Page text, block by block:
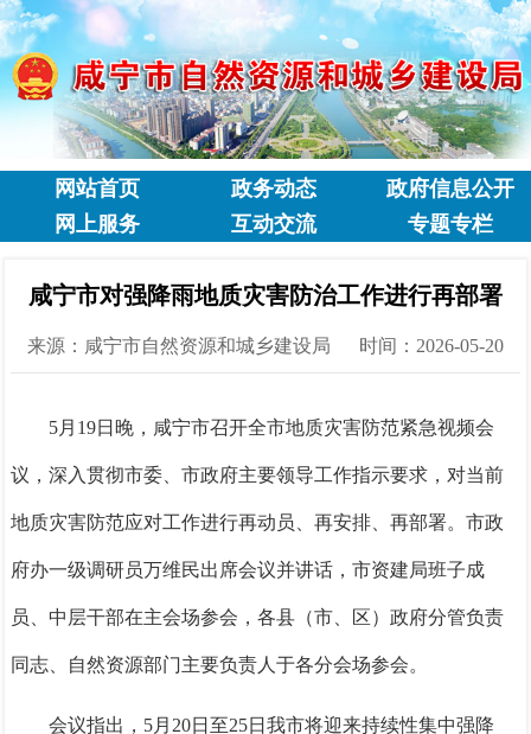
网站首页 政务动态
政府信息公开
网上服务
互动交流 专题专栏
咸宁市对强降雨地质灾害防治工作进行再部署
来源：咸宁市自然资源和城乡建设局 时间：2026-05-20
5月19日晚，咸宁市召开全市地质灾害防范紧急视频会
议，深入贯彻市委、市政府主要领导工作指示要求，对当前
地质灾害防范应对工作进行再动员、再安排、再部署。市政
府办一级调研员万维民出席会议并讲话，市资建局班子成
员、中层干部在主会场参会，各县（市、区）政府分管负责
同志、自然资源部门主要负责人于各分会场参会。
会议指出， 5月20日至25日我市将迎来持续性集中强降